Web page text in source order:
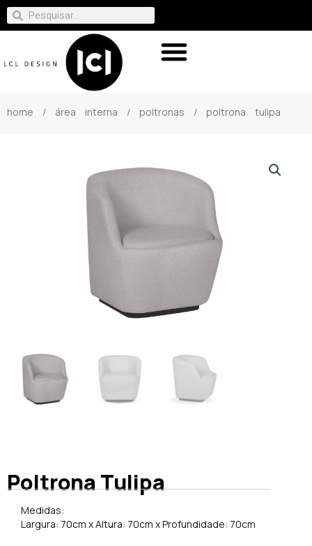
home / área interna / poltronas / poltrona tulipa
Poltrona Tulipa
Medidas:
Largura: 70cm x Altura: 70cm x Profundidade: 70cm